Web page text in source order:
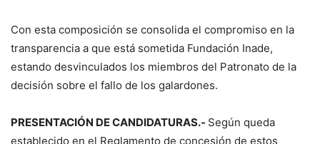
Con esta composición se consolida el compromiso en la
transparencia a que está sometida Fundación Inade,
estando desvinculados los miembros del Patronato de la
decisión sobre el fallo de los galardones.
PRESENTACIÓN DE CANDIDATURAS.- Según queda
establecido en el Reglamento de concesión de estos